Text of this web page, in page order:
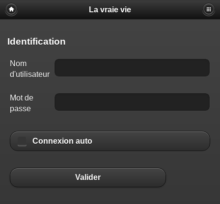
La vraie vie
Identification
Nom
d'utilisateur
Mot de
passe
Connexion auto
Valider